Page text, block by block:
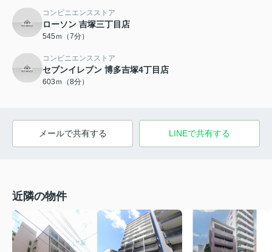
コンビニエンスストア
ローソン 吉塚三丁目店
545ｍ（7分）
コンビニエンスストア
セブンイレブン 博多吉塚4丁目店
603ｍ（8分）
メールで共有する LINEで共有する
近隣の物件